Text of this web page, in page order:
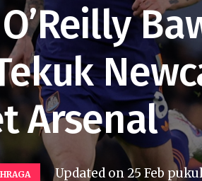
Arsenal
Updated on25 Feb